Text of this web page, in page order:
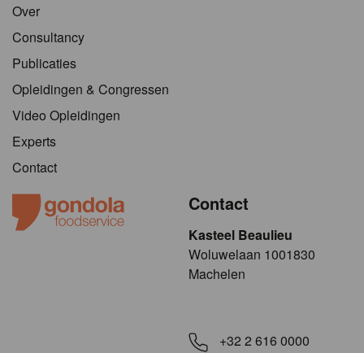
Over
Consultancy
Publicaties
Opleidingen & Congressen
Video Opleidingen
Experts
Contact
Contact
Kasteel Beaulieu
​​​Woluwelaan 1001830
Machelen
+32 2 616 0000